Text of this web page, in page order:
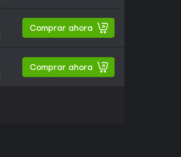
Comprar ahora
Comprar ahora